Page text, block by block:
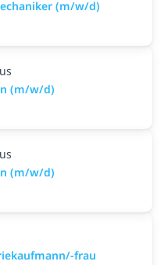
(m/w/d)
(m/w/d)
(m/w/d)
frau